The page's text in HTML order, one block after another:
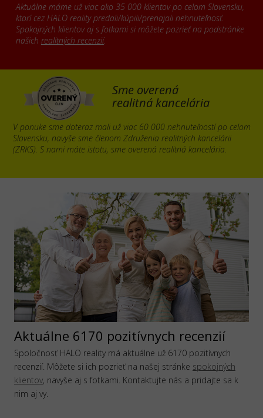
Aktuálne máme už viac ako 35 000 klientov po celom Slovensku,
ktorí cez HALO reality predali/kúpili/prenajali nehnuteľnosť.
Spokojných klientov aj s fotkami si môžete pozrieť na podstránke
našich realitných recenzií.
Sme overená
realitná kancelária
V ponuke sme doteraz mali už viac 60 000 nehnuteľností po celom
Slovensku, navyše sme členom Združenia realitných kancelárii
(ZRKS). S nami máte istotu, sme overená realitná kancelária.
Aktuálne 6170 pozitívnych recenzií
Spoločnosť HALO reality má aktuálne už 6170 pozitívnych
recenzií. Môžete si ich pozrieť na našej stránke spokojných
klientov, navyše aj s fotkami. Kontaktujte nás a pridajte sa k
nim aj vy.